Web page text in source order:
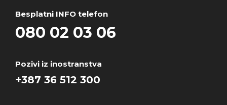
Besplatni INFO telefon
080 02 03 06
Pozivi iz inostranstva
+387 36 512 300